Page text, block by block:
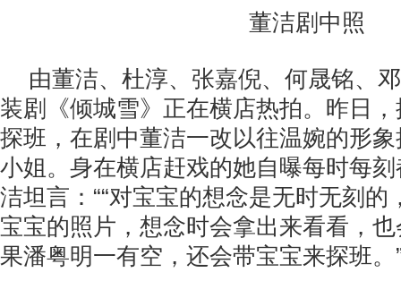
董洁剧中照
由董洁、杜淳、张嘉倪、何晟铭、
装剧《倾城雪》正在横店热拍。昨日
探班，在剧中董洁一改以往温婉的形
小姐。身在横店赶戏的她自曝每时每
洁坦言：““对宝宝的想念是无时无刻的
宝宝的照片，想念时会拿出来看看，
果潘粤明一有空，还会带宝宝来探班。